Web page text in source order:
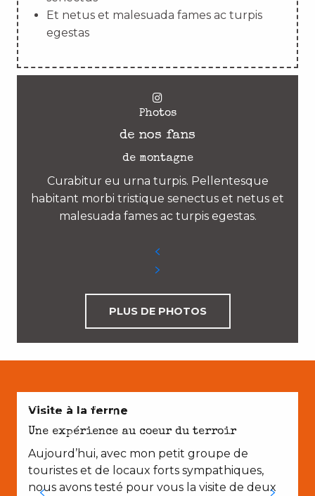
Et netus et malesuada fames ac turpis
egestas
Photos
de nos fans
de montagne
Curabitur eu urna turpis. Pellentesque
habitant morbi tristique senectus et netus et
malesuada fames ac turpis egestas.
PLUS DE PHOTOS
AVEC LES ENFANTS
Visite à la ferme
Une expérience au coeur du terroir
Aujourd’hui, avec mon petit groupe de
touristes et de locaux forts sympathiques,
nous avons testé pour vous la visite de deux